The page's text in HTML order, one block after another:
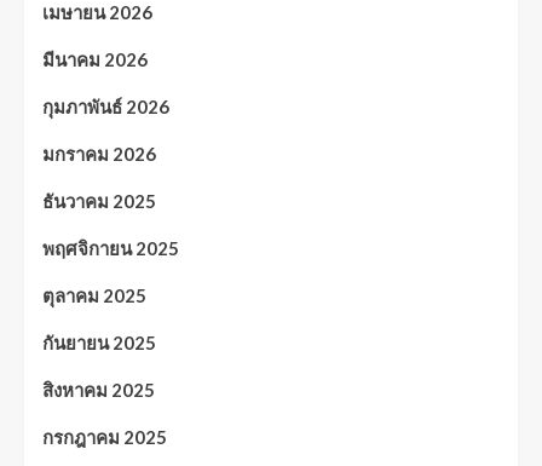
เมษายน 2026
มีนาคม 2026
กุมภาพันธ์ 2026
มกราคม 2026
ธันวาคม 2025
พฤศจิกายน 2025
ตุลาคม 2025
กันยายน 2025
สิงหาคม 2025
กรกฎาคม 2025